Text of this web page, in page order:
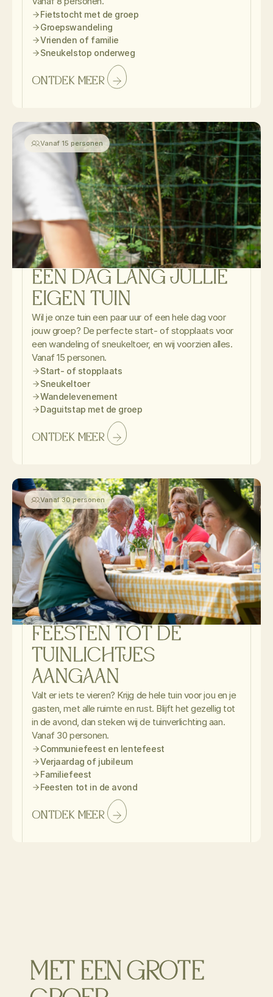
Fietstocht met de groep
Groepswandeling
Vrienden of familie
Sneukelstop onderweg
ONTDEK MEER
Vanaf 15 personen
EEN DAG LANG JULLIE
EIGEN TUIN
Wil je onze tuin een paar uur of een hele dag voor
jouw groep? De perfecte start- of stopplaats voor
een wandeling of sneukeltoer, en wij voorzien alles.
Vanaf 15 personen.
Start- of stopplaats
Sneukeltoer
Wandelevenement
Daguitstap met de groep
ONTDEK MEER
Vanaf 30 personen
FEESTEN TOT DE
TUINLICHTJES
AANGAAN
Valt er iets te vieren? Krijg de hele tuin voor jou en je
gasten, met alle ruimte en rust. Blijft het gezellig tot
in de avond, dan steken wij de tuinverlichting aan.
Vanaf 30 personen.
Communiefeest en lentefeest
Verjaardag of jubileum
Familiefeest
Feesten tot in de avond
ONTDEK MEER
MET EEN GROTE